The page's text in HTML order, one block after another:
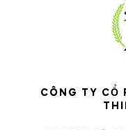
CÔNG TY CỔ